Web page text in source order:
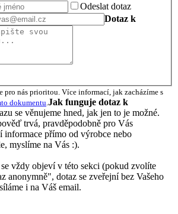
Odeslat dotaz
Dotaz k
pro nás prioritou. Více informací, jak zacházíme s
dokumentu Jak funguje dotaz k
se věnujeme hned, jak jen to je možné.
trvá, pravděpodobně pro Vás
informace přímo od výrobce nebo
myslíme na Vás :).
vždy objeví v této sekci (pokud zvolíte
anonymně", dotaz se zveřejní bez Vašeho
i na Váš email.